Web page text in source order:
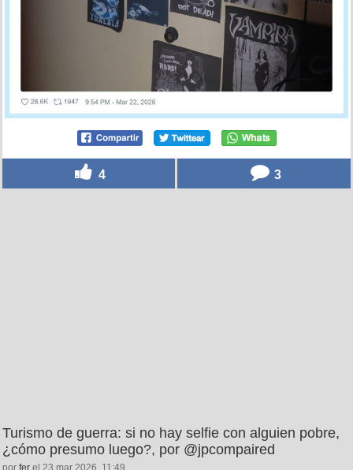
4 3
Turismo de guerra: si no hay selfie con alguien pobre,
¿cómo presumo luego?, por @jpcompaired